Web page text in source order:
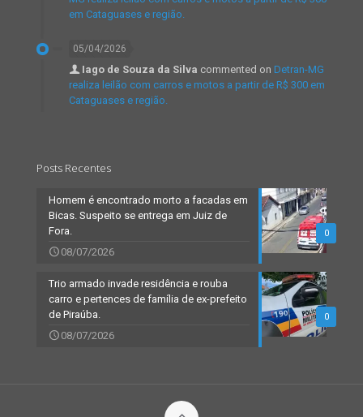
em Cataguases e região.
05/04/2026
Iago de Souza da Silva commented on Detran-MG
realiza leilão com carros e motos a partir de R$ 300 em
Cataguases e região.
Posts Recentes
0
Homem é encontrado morto a facadas em
Bicas. Suspeito se entrega em Juiz de
Fora.
08/07/2026
0
Trio armado invade residência e rouba
carro e pertences de família de ex-prefeito
de Piraúba.
08/07/2026